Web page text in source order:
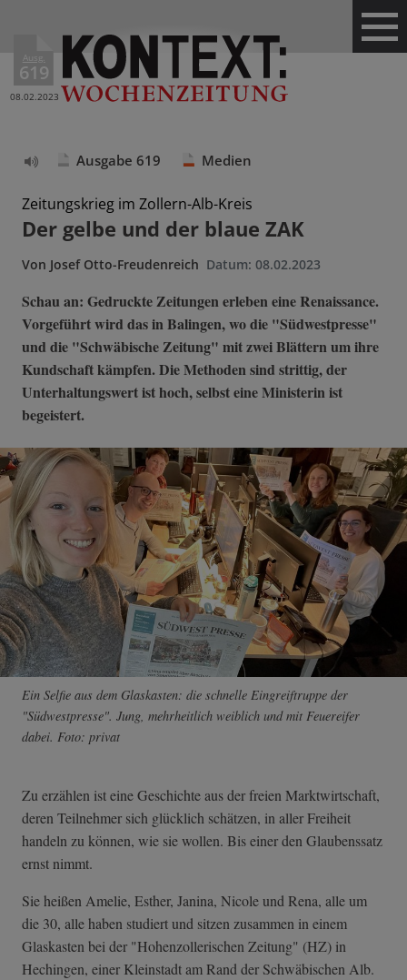
Ausg.
619
08.02.2023
vorlesen
Ausgabe 619 Medien
Zeitungskrieg im Zollern-Alb-Kreis
Der gelbe und der blaue ZAK
Von Josef Otto-Freudenreich Datum: 08.02.2023
Schau an: Gedruckte Zeitungen erleben eine Renaissance.
Vorgeführt wird das in Balingen, wo die "Südwestpresse"
und die "Schwäbische Zeitung" mit zwei Blättern um ihre
Kundschaft kämpfen. Die Methoden sind strittig, der
Unterhaltungswert ist hoch, selbst eine Ministerin ist
begeistert.
Ein Selfie aus dem Glaskasten: die schnelle Eingreiftruppe der
"Südwestpresse". Jung, mehrheitlich weiblich und mit Feuereifer
dabei. Foto: privat
Zu erzählen ist eine Geschichte aus der freien Marktwirtschaft,
deren Teilnehmer sich glücklich schätzen, in aller Freiheit
handeln zu können, wie sie wollen. Bis einer den Glaubenssatz
ernst nimmt.
Sie heißen Amelie, Esther, Janina, Nicole und Rena, alle um
die 30, alle haben studiert und sitzen zusammen in einem
Glaskasten bei der "Hohenzollerischen Zeitung" (HZ) in
Hechingen, einer Kleinstadt am Rand der Schwäbischen Alb.